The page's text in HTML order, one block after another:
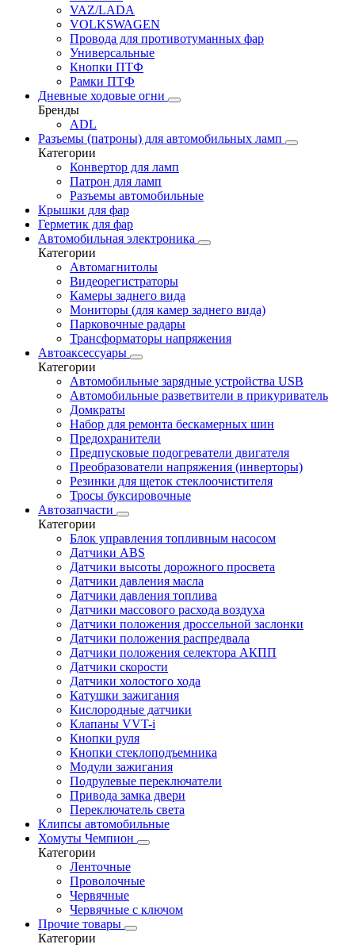
VAZ/LADA
VOLKSWAGEN
Провода для противотуманных фар
Универсальные
Кнопки ПТФ
Рамки ПТФ
Дневные ходовые огни
Бренды
ADL
Разъемы (патроны) для автомобильных ламп
Категории
Конвертор для ламп
Патрон для ламп
Разъемы автомобильные
Крышки для фар
Герметик для фар
Автомобильная электроника
Категории
Автомагнитолы
Видеорегистраторы
Камеры заднего вида
Мониторы (для камер заднего вида)
Парковочные радары
Трансформаторы напряжения
Автоаксессуары
Категории
Автомобильные зарядные устройства USB
Автомобильные разветвители в прикуриватель
Домкраты
Набор для ремонта бескамерных шин
Предохранители
Предпусковые подогреватели двигателя
Преобразователи напряжения (инверторы)
Резинки для щеток стеклоочистителя
Тросы буксировочные
Автозапчасти
Категории
Блок управления топливным насосом
Датчики ABS
Датчики высоты дорожного просвета
Датчики давления масла
Датчики давления топлива
Датчики массового расхода воздуха
Датчики положения дроссельной заслонки
Датчики положения распредвала
Датчики положения селектора АКПП
Датчики скорости
Датчики холостого хода
Катушки зажигания
Кислородные датчики
Клапаны VVT-i
Кнопки руля
Кнопки стеклоподъемника
Модули зажигания
Подрулевые переключатели
Привода замка двери
Переключатель света
Клипсы автомобильные
Хомуты Чемпион
Категории
Ленточные
Проволочные
Червячные
Червячные с ключом
Прочие товары
Категории